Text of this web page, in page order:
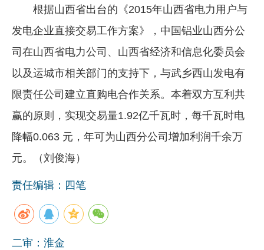
根据山西省出台的《2015年山西省电力用户与
发电企业直接交易工作方案》，中国铝业山西分公
司在山西省电力公司、山西省经济和信息化委员会
以及运城市相关部门的支持下，与武乡西山发电有
限责任公司建立直购电合作关系。本着双方互利共
赢的原则，实现交易量1.92亿千瓦时，每千瓦时电
降幅0.063 元，年可为山西分公司增加利润千余万
元。（刘俊海）
责任编辑：四笔
二审：淮金